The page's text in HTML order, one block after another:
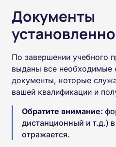
Документы
По завершении учебного
выданы все необходимые
документы, которые
вашей квалификации и
Обратите внимание:
дистанционный и т.д.)
отражается.